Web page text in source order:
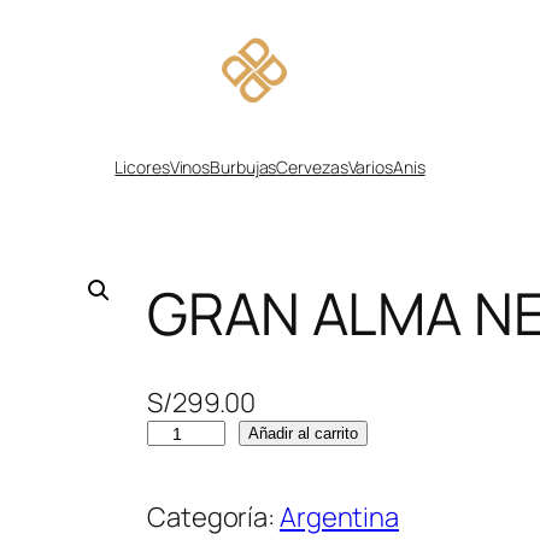
LicoresVinosBurbujasCervezasVariosAnis
GRAN ALMA
S/299.00
G
A
Añadir al carrito
Categoría: Argentina